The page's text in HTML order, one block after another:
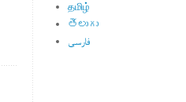
தமிழ்
తెలుగు
فارسی